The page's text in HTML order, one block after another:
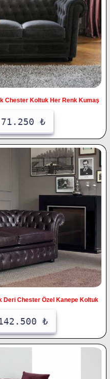
Chester Koltuk Her Renk Kumaş
71.250 ₺
Deri Chester Özel Kanepe Koltuk
₺